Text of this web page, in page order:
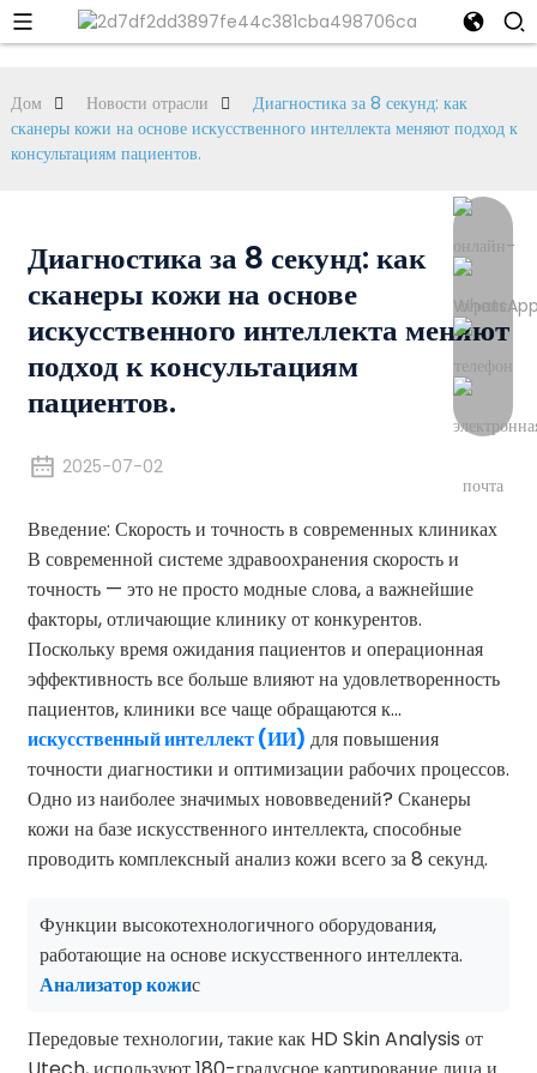
Дом Новости отрасли
Диагностика за 8 секунд: как
сканеры кожи на основе искусственного интеллекта меняют подход к
консультациям пациентов.
Диагностика за 8 секунд: как
сканеры кожи на основе
искусственного интеллекта меняют
подход к консультациям
пациентов.
2025-07-02
Введение: Скорость и точность в современных клиниках
В современной системе здравоохранения скорость и
точность — это не просто модные слова, а важнейшие
факторы, отличающие клинику от конкурентов.
Поскольку время ожидания пациентов и операционная
эффективность все больше влияют на удовлетворенность
пациентов, клиники все чаще обращаются к…
искусственный интеллект (ИИ) для повышения
точности диагностики и оптимизации рабочих процессов.
Одно из наиболее значимых нововведений? Сканеры
кожи на базе искусственного интеллекта, способные
проводить комплексный анализ кожи всего за 8 секунд.
Функции высокотехнологичного оборудования,
работающие на основе искусственного интеллекта.
Анализатор кожис
Передовые технологии, такие как HD Skin Analysis от